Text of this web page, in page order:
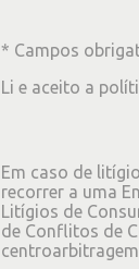
* Campos
Li e aceito a
Em caso de
recorrer a uma
Litígios de
de Conflitos de